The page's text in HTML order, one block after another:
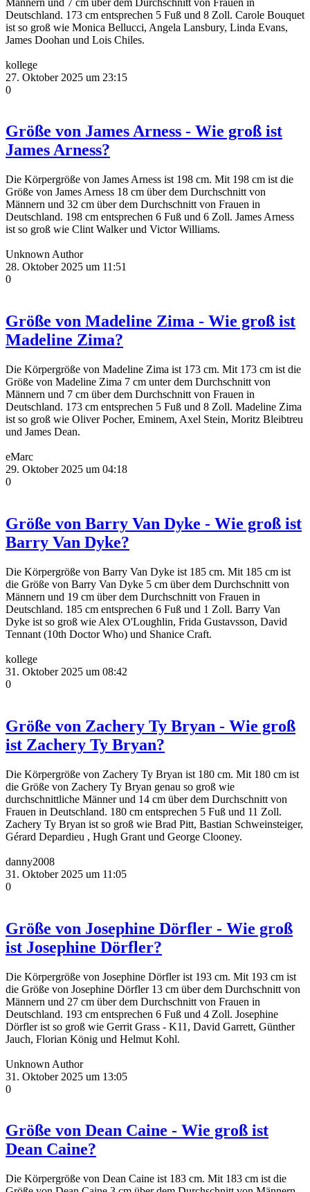
Deutschland. 173 cm entsprechen 5 Fuß und 8 Zoll. Carole Bouquet
ist so groß wie Monica Bellucci, Angela Lansbury, Linda Evans,
James Doohan und Lois Chiles.
kollege
27. Oktober 2025 um 23:15
0
Größe von James Arness - Wie groß ist
James Arness?
Die Körpergröße von James Arness ist 198 cm. Mit 198 cm ist die
Größe von James Arness 18 cm über dem Durchschnitt von
Männern und 32 cm über dem Durchschnitt von Frauen in
Deutschland. 198 cm entsprechen 6 Fuß und 6 Zoll. James Arness
ist so groß wie Clint Walker und Victor Williams.
Unknown Author
28. Oktober 2025 um 11:51
0
Größe von Madeline Zima - Wie groß ist
Madeline Zima?
Die Körpergröße von Madeline Zima ist 173 cm. Mit 173 cm ist die
Größe von Madeline Zima 7 cm unter dem Durchschnitt von
Männern und 7 cm über dem Durchschnitt von Frauen in
Deutschland. 173 cm entsprechen 5 Fuß und 8 Zoll. Madeline Zima
ist so groß wie Oliver Pocher, Eminem, Axel Stein, Moritz Bleibtreu
und James Dean.
eMarc
29. Oktober 2025 um 04:18
0
Größe von Barry Van Dyke - Wie groß ist
Barry Van Dyke?
Die Körpergröße von Barry Van Dyke ist 185 cm. Mit 185 cm ist
die Größe von Barry Van Dyke 5 cm über dem Durchschnitt von
Männern und 19 cm über dem Durchschnitt von Frauen in
Deutschland. 185 cm entsprechen 6 Fuß und 1 Zoll. Barry Van
Dyke ist so groß wie Alex O'Loughlin, Frida Gustavsson, David
Tennant (10th Doctor Who) und Shanice Craft.
kollege
31. Oktober 2025 um 08:42
0
Größe von Zachery Ty Bryan - Wie groß
ist Zachery Ty Bryan?
Die Körpergröße von Zachery Ty Bryan ist 180 cm. Mit 180 cm ist
die Größe von Zachery Ty Bryan genau so groß wie
durchschnittliche Männer und 14 cm über dem Durchschnitt von
Frauen in Deutschland. 180 cm entsprechen 5 Fuß und 11 Zoll.
Zachery Ty Bryan ist so groß wie Brad Pitt, Bastian Schweinsteiger,
Gérard Depardieu , Hugh Grant und George Clooney.
danny2008
31. Oktober 2025 um 11:05
0
Größe von Josephine Dörfler - Wie groß
ist Josephine Dörfler?
Die Körpergröße von Josephine Dörfler ist 193 cm. Mit 193 cm ist
die Größe von Josephine Dörfler 13 cm über dem Durchschnitt von
Männern und 27 cm über dem Durchschnitt von Frauen in
Deutschland. 193 cm entsprechen 6 Fuß und 4 Zoll. Josephine
Dörfler ist so groß wie Gerrit Grass - K11, David Garrett, Günther
Jauch, Florian König und Helmut Kohl.
Unknown Author
31. Oktober 2025 um 13:05
0
Größe von Dean Caine - Wie groß ist
Dean Caine?
Die Körpergröße von Dean Caine ist 183 cm. Mit 183 cm ist die